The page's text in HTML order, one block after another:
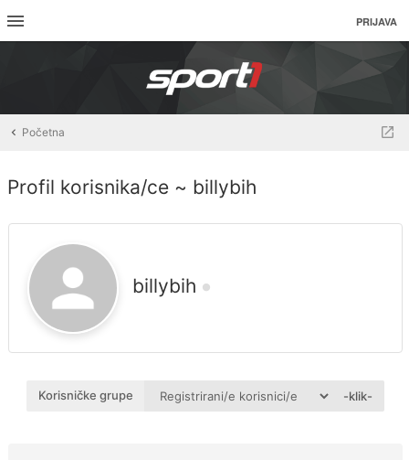
PRIJAVA
Početna
Profil korisnika/ce ~ billybih
billybih
Korisničke grupe -klik-